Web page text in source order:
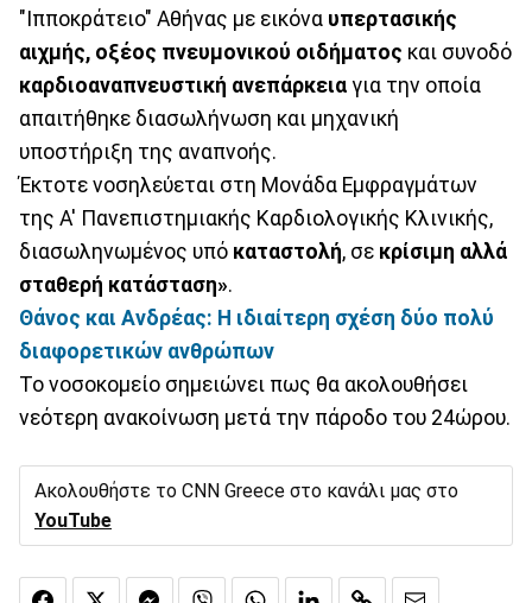
"Ιπποκράτειο" Αθήνας με εικόνα υπερτασικής
αιχμής, οξέος πνευμονικού οιδήματος και συνοδό
καρδιοαναπνευστική ανεπάρκεια για την οποία
απαιτήθηκε διασωλήνωση και μηχανική
υποστήριξη της αναπνοής.
Έκτοτε νοσηλεύεται στη Μονάδα Εμφραγμάτων
της Α' Πανεπιστημιακής Καρδιολογικής Κλινικής,
διασωληνωμένος υπό καταστολή, σε κρίσιμη αλλά
σταθερή κατάσταση».
Θάνος και Ανδρέας: Η ιδιαίτερη σχέση δύο πολύ
διαφορετικών ανθρώπων
To νοσοκομείο σημειώνει πως θα ακολουθήσει
νεότερη ανακοίνωση μετά την πάροδο του 24ώρου.
Ακολουθήστε το CNN Greece στο κανάλι μας στο
YouTube